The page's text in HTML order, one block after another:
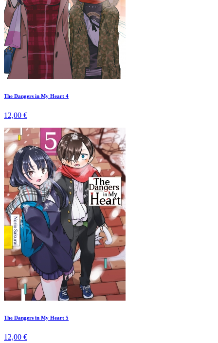
The Dangers in My Heart 4
12,00 €
The Dangers in My Heart 5
12,00 €